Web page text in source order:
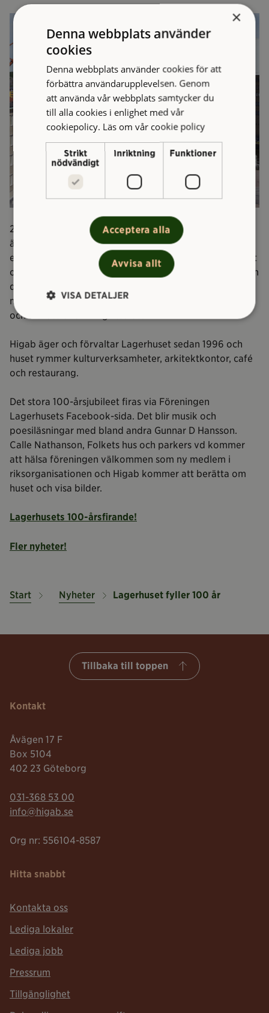
2002 byggdes de två översta våningarna om och 2012
även de nedre kontorsplanen. Huset fick då också nya
entréer. 2012 invigdes ett nytt kulturhus för unga i huset
och ett år senare invigdes Litteraturhuset Göteborg som
drivs av Stadsbiblioteket. Det är tänkt som en
mötesplats med författarsamtal, skrivcirklar, debatter
och diskussioner kring litteratur.
Higab äger och förvaltar Lagerhuset sedan 1996 och
huset rymmer kulturverksamheter, arkitektkontor, café
och restaurang.
Det stora 100-årsjubileet firas via Föreningen
Lagerhusets Facebook-sida. Det blir musik och
poesiläsningar med bland andra Gunnar D Hansson.
Calle Nathanson, Folkets hus och parkers vd kommer
att hälsa föreningen välkommen som ny medlem i
riksorganisationen och Higab kommer att berätta om
huset och visa bilder.
Lagerhusets 100-årsfirande!
Fler nyheter!
Start Nyheter Lagerhuset fyller 100 år
Tillbaka till toppen
Kontakt
Åvägen 17 F
Box 5104
402 23 Göteborg
Telefonnummer:
031-368 53 00
Mailadress:
info@higab.se
Org nr: 556104-8587
Hitta snabbt
Kontakta oss
Lediga lokaler
Lediga jobb
Pressrum
Tillgänglighet
×
Denna webbplats använder
cookies
Denna webbplats använder cookies för att
förbättra användarupplevelsen. Genom
att använda vår webbplats samtycker du
till alla cookies i enlighet med vår
cookiepolicy. Läs om vår cookie policy
Strikt
nödvändigt
Inriktning Funktioner
Acceptera alla
Avvisa allt
VISA DETALJER